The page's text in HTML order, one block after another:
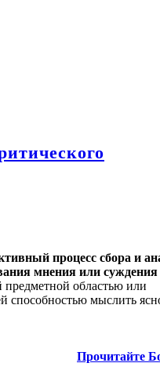
процесс сбора и
мнения или суждения
предметной областью или
способностью мыслить
Прочитайте